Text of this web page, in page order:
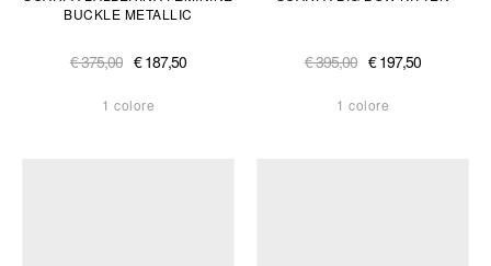
BUCKLE METALLIC
€ 375,00 € 187,50
1 colore
€ 395,00 € 197,50
1 colore